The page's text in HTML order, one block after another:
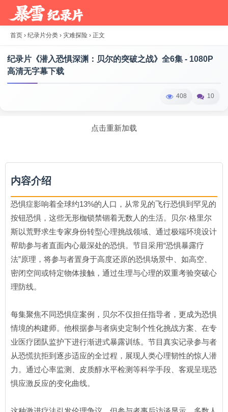
首页 › 纪录片分类 › 灾难探险 › 正文
纪录片《潜入恐惧深渊：贝尔的突破之战》全6集 - 1080P
高清无字幕下载
408 10
点击重新加载
内容介绍
恐惧症影响着全球约13%的人口，从常见的飞行恐惧到罕见的
按钮恐惧，这些无形枷锁禁锢着无数人的生活。贝尔·格里尔
斯以荒野求生专家身份转型心理挑战领域、通过极端环境设计
帮助参与者直面内心最深处的恐惧。节目采用“恐惧暴露疗
法”原理，将参与者置身于高度还原的恐惧场景中、如高空、
密闭空间或特定物体接触，通过生理与心理的双重考验突破心
理防线。
每集聚焦不同恐惧症案例，贝尔不仅担任指导者，更成为恐惧
情境的构建师。他根据参与者病史定制个性化挑战方案、在专
业医疗团队监护下进行渐进式暴露训练。节目真实记录参与者
从恐慌抗拒到逐步适应的全过程，展现人类心理韧性的惊人潜
力。通过心率监测、皮质醇水平检测等科学手段、客观呈现恐
惧应激反应的变化曲线。